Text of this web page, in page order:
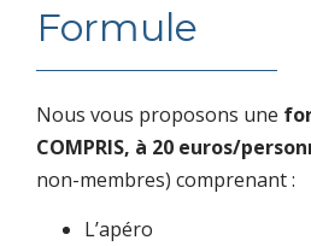
Formule
Nous vous proposons une
COMPRIS, à 20 euros/
non-membres) comprenant :
L’apéro